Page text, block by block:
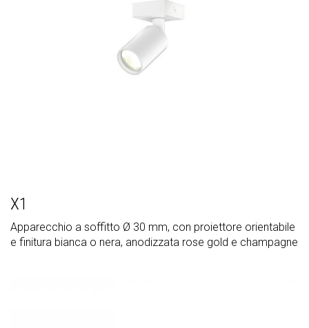
X1
Apparecchio a soffitto Ø 30 mm, con proiettore orientabile
e finitura bianca o nera, anodizzata rose gold e champagne